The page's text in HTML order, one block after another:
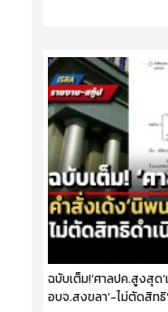
ฉบับเต็ม!‘ศาลปค.สูงสุด
อบจ.สงขลา’-ไม่ตัดสิทธิ